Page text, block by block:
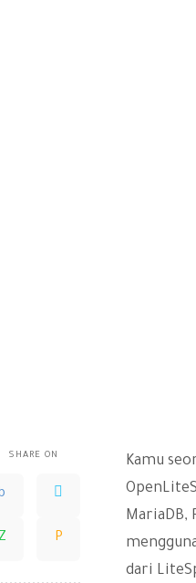
SHARE ON
Kamu
MariaDB,
dari